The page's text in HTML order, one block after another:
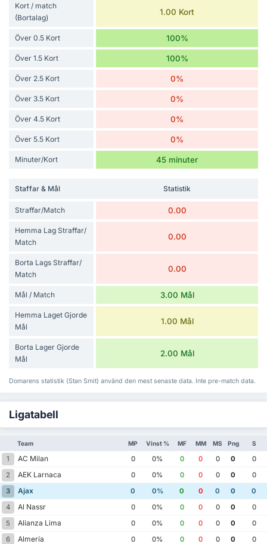
Kort / match
(Bortalag)
1.00 Kort
Över 0.5 Kort 100%
Över 1.5 Kort 100%
Över 2.5 Kort 0%
Över 3.5 Kort 0%
Över 4.5 Kort 0%
Över 5.5 Kort 0%
Minuter/Kort 45 minuter
Staffar & Mål Statistik
Straffar/Match 0.00
Hemma Lag Straffar/
Match
0.00
Borta Lags Straffar/
Match
0.00
Mål / Match 3.00 Mål
Hemma Laget Gjorde
Mål
1.00 Mål
Borta Lager Gjorde
Mål
2.00 Mål
Domarens statistik (Stan Smit) använd den mest senaste data. Inte pre-match data.
Ligatabell
Team MP Vinst % MF MM MS Png S
1 AC Milan 0 0% 0 0 0 0
0
2
AEK Larnaca 0 0% 0 0 0 0
0
3
Ajax 0 0% 0 0 0 0
0
4
Al Nassr 0 0% 0 0 0 0
0
5
Alianza Lima 0 0% 0 0 0 0
0
6
Almería 0 0% 0 0 0 0 0